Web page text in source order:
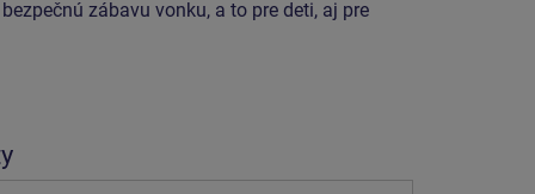
zábavu vonku, a to pre deti, aj pre